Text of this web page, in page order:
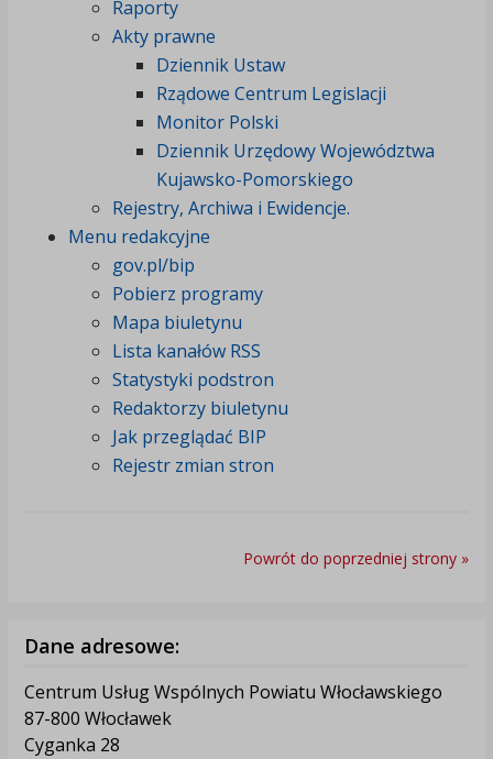
Raporty
Akty prawne
Dziennik Ustaw
Rządowe Centrum Legislacji
Monitor Polski
Dziennik Urzędowy Województwa
Kujawsko-Pomorskiego
Rejestry, Archiwa i Ewidencje.
Menu redakcyjne
gov.pl/bip
Pobierz programy
Mapa biuletynu
Lista kanałów RSS
Statystyki podstron
Redaktorzy biuletynu
Jak przeglądać BIP
Rejestr zmian stron
Powrót do poprzedniej strony »
Dane adresowe:
Centrum Usług Wspólnych Powiatu Włocławskiego
87-800 Włocławek
Cyganka 28